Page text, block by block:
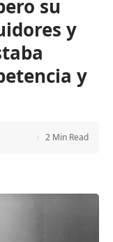
su
y
y
2 Min Read